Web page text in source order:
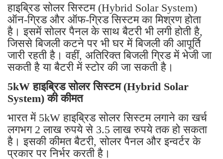
हाइब्रिड सोलर सिस्टम (Hybrid Solar System)
ऑन-ग्रिड और ऑफ-ग्रिड सिस्टम का मिश्रण होता
है। इसमें सोलर पैनल के साथ बैटरी भी लगी होती है,
जिससे बिजली कटने पर भी घर में बिजली की आपूर्ति
जारी रहती है। वहीं, अतिरिक्त बिजली ग्रिड में भेजी जा
सकती है या बैटरी में स्टोर की जा सकती है।
5kW हाइब्रिड सोलर सिस्टम (Hybrid Solar
System) की कीमत
भारत में 5kW हाइब्रिड सोलर सिस्टम लगाने का खर्च
लगभग 2 लाख रुपये से 3.5 लाख रुपये तक हो सकता
है। इसकी कीमत बैटरी, सोलर पैनल और इन्वर्टर के
प्रकार पर निर्भर करती है।